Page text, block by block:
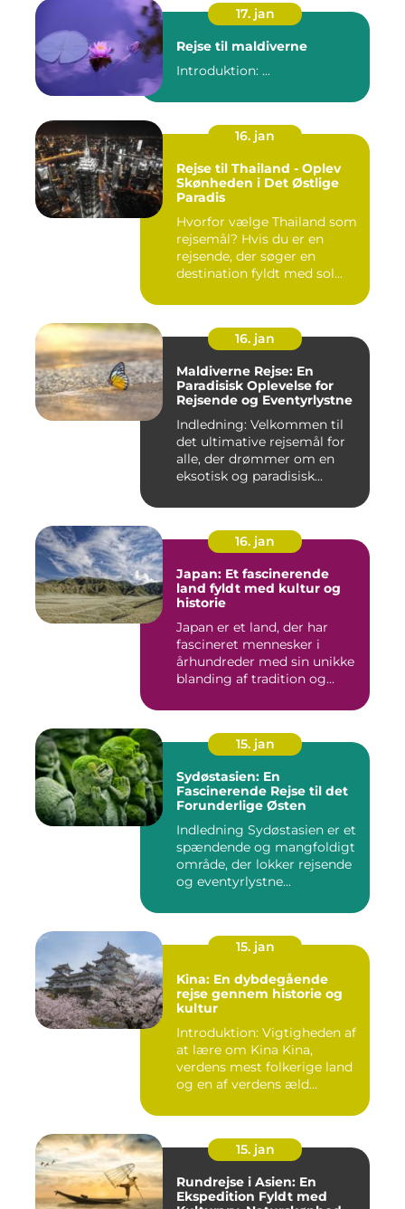
17. jan
Rejse til maldiverne
Introduktion: ...
16. jan
Rejse til Thailand - Oplev
Skønheden i Det Østlige
Paradis
Hvorfor vælge Thailand som
rejsemål? Hvis du er en
rejsende, der søger en
destination fyldt med sol...
16. jan
Maldiverne Rejse: En
Paradisisk Oplevelse for
Rejsende og Eventyrlystne
Indledning: Velkommen til
det ultimative rejsemål for
alle, der drømmer om en
eksotisk og paradisisk...
16. jan
Japan: Et fascinerende
land fyldt med kultur og
historie
Japan er et land, der har
fascineret mennesker i
århundreder med sin unikke
blanding af tradition og...
15. jan
Sydøstasien: En
Fascinerende Rejse til det
Forunderlige Østen
Indledning Sydøstasien er et
spændende og mangfoldigt
område, der lokker rejsende
og eventyrlystne...
15. jan
Kina: En dybdegående
rejse gennem historie og
kultur
Introduktion: Vigtigheden af
at lære om Kina Kina,
verdens mest folkerige land
og en af verdens æld...
15. jan
Rundrejse i Asien: En
Ekspedition Fyldt med